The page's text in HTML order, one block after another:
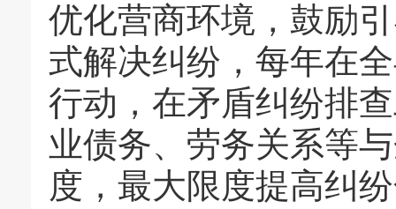
优化营商环境，鼓励
式解决纠纷，每年在
行动，在矛盾纠纷排
业债务、劳务关系等
度，最大限度提高纠